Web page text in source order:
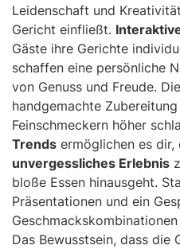
Leidenschaft und
Gericht einfließt.
Gäste ihre Gerichte
schaffen eine persönliche
von Genuss und Freude.
handgemachte
Feinschmeckern höher
Trends ermöglichen es dir,
unvergessliches Erlebnis
bloße Essen hinausgeht.
Präsentationen und ein
Das Bewusstsein, dass die